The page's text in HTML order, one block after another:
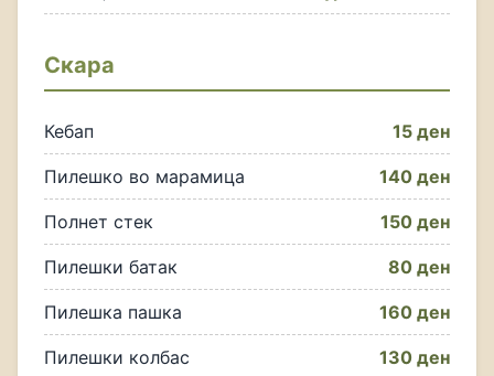
Скара
Кебап 15 ден
Пилешко во марамица 140 ден
Полнет стек 150 ден
Пилешки батак 80 ден
Пилешка пашка 160 ден
Пилешки колбас 130 ден